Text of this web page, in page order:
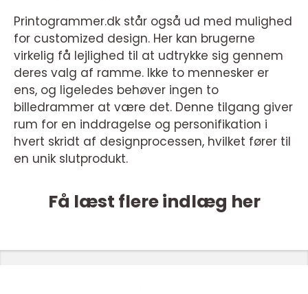
Printogrammer.dk står også ud med mulighed
for customized design. Her kan brugerne
virkelig få lejlighed til at udtrykke sig gennem
deres valg af ramme. Ikke to mennesker er
ens, og ligeledes behøver ingen to
billedrammer at være det. Denne tilgang giver
rum for en inddragelse og personifikation i
hvert skridt af designprocessen, hvilket fører til
en unik slutprodukt.
Få læst flere indlæg her